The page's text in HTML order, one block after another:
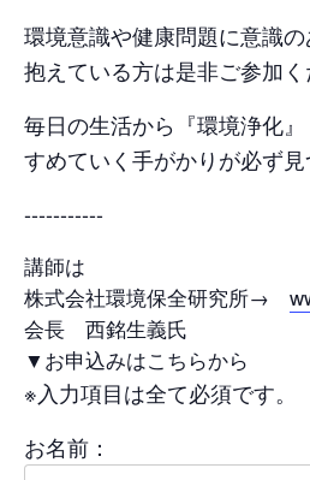
環境意識や健康問題に意識
抱えている方は是非ご参加く
毎日の生活から『環境浄化
すめていく手がかりが必ず見
-----------
講師は
株式会社環境保全研究所→
会長 西銘生義氏
▼お申込みはこちらから
※入力項目は全て必須です。
お名前：